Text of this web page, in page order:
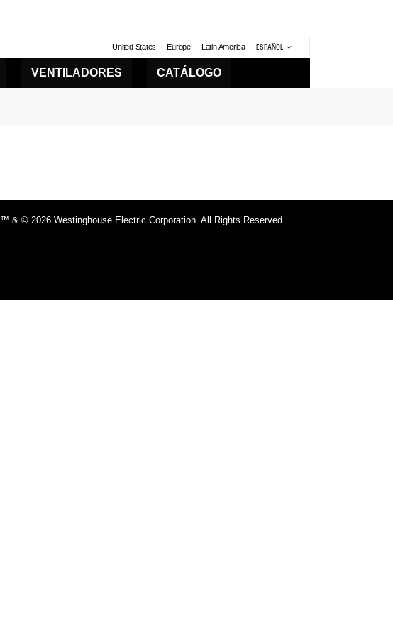
United States Europe Latin America ESPAÑOL
VENTILADORES CATÁLOGO
™ & © 2026 Westinghouse Electric Corporation. All Rights Reserved.